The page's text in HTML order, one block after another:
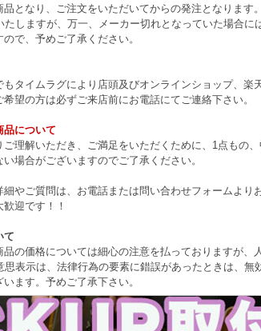
となり、ご注文をいただいてからの発注となります。
しますが、万一、メーカー切れとなっていた場合に
で、予めご了承ください。
タイムラグにより店頭及びオンラインショップ、楽
望の方は必ずご来店前にお電話にてご連絡下さい。
品について
理解いただき、ご満足をいただくために、1点もの
場合がございますのでご了承ください。
やご質問は、お電話または問い合わせフォームより
迎です！！
て
の価格については細心の注意を払っておりますが、
表示は、法律行為の要素に錯誤があったときは、無
ます。予めご了承下さい。